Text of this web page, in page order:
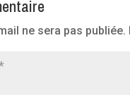
ne sera pas publiée.